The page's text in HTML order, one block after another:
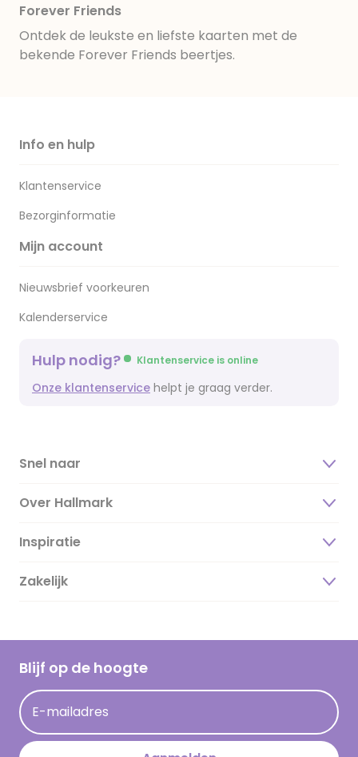
Forever Friends
Ontdek de leukste en liefste kaarten met de
bekende Forever Friends beertjes.
Info en hulp
Klantenservice
Bezorginformatie
Mijn account
Nieuwsbrief voorkeuren
Kalenderservice
Hulp nodig? Klantenservice is online
Onze klantenservice helpt je graag verder.
Snel naar
Over Hallmark
Over ons
Duurzaamheid
Hallmark Kaartclub
Acties
Persberichten
Hallmark en Kinderpostzegels
Inspiratie
Magazine
Cadeau inspiratie
Kaartinspiratie
Zakelijk
Blijf op de hoogte
E-mailadres